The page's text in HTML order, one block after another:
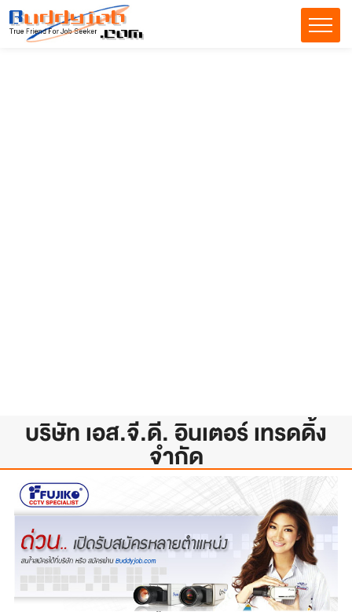
บริษัท เอส.จี.ดี. อินเตอร์ เทรดดิ้ง
จำกัด